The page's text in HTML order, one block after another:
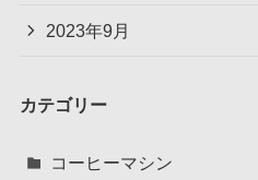
2023年9月
カテゴリー
コーヒーマシン